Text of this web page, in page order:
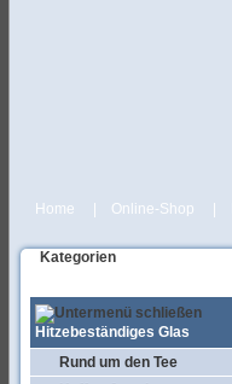
Home Online-Shop
Kategorien
Hitzebeständiges Glas
Rund um den Tee